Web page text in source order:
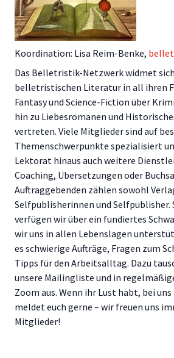
Koordination: Lisa Reim-Benke,
Das Belletristik-Netzwerk widmet
belletristischen Literatur in all ihren
Fantasy und Science-Fiction über
hin zu Liebesromanen und
vertreten. Viele Mitglieder sind auf
Themenschwerpunkte spezialisiert
Lektorat hinaus auch weitere
Coaching, Übersetzungen oder
Auftraggebenden zählen sowohl
Selfpublisherinnen und
verfügen wir über ein fundiertes
wir uns in allen Lebenslagen
es schwierige Aufträge, Fragen zum
Tipps für den Arbeitsalltag. Dazu
unsere Mailingliste und in
Zoom aus. Wenn ihr Lust habt, bei
meldet euch gerne – wir freuen uns
Mitglieder!